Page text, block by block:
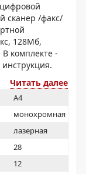
сканер /факс/
128Мб,
комплекте -
Читать далее
A4
монохромная
лазерная
28
12